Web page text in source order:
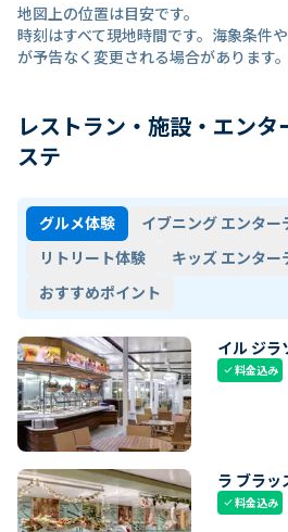
地図上の位置は目安です。
時刻はすべて現地時間です。海象条件
が予告なく変更される場合があります。
レストラン・施設・エン
ステ
グルメ体験
イブニング エンター
リトリート体験
キッズ エンター
おすすめポイント
イル ジラ
check料金込み
ラ ブラッ
check料金込み